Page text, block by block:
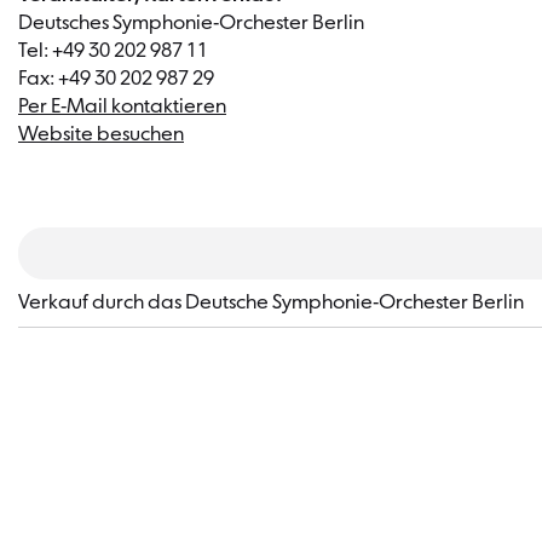
Deutsches Symphonie-Orchester Berlin
Tel: +49 30 202 987 11
Fax: +49 30 202 987 29
Per E-Mail kontaktieren
Website besuchen
Verkauf durch das Deutsche Symphonie-Orchester Berlin